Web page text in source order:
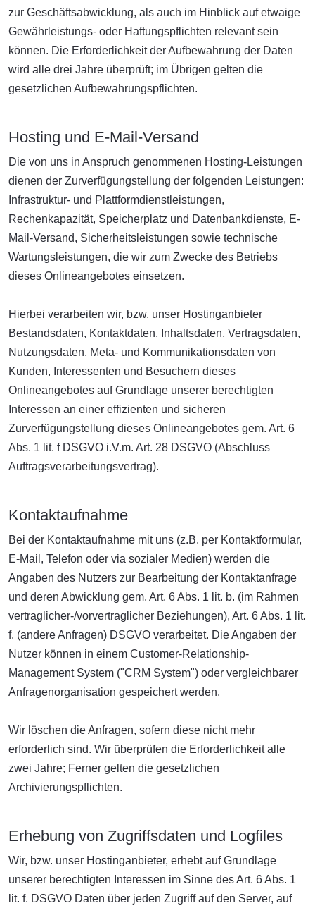
zur Geschäftsabwicklung, als auch im Hinblick auf etwaige
Gewährleistungs- oder Haftungspflichten relevant sein
können. Die Erforderlichkeit der Aufbewahrung der Daten
wird alle drei Jahre überprüft; im Übrigen gelten die
gesetzlichen Aufbewahrungspflichten.
Hosting und E-Mail-Versand
Die von uns in Anspruch genommenen Hosting-Leistungen
dienen der Zurverfügungstellung der folgenden Leistungen:
Infrastruktur- und Plattformdienstleistungen,
Rechenkapazität, Speicherplatz und Datenbankdienste, E-
Mail-Versand, Sicherheitsleistungen sowie technische
Wartungsleistungen, die wir zum Zwecke des Betriebs
dieses Onlineangebotes einsetzen.
Hierbei verarbeiten wir, bzw. unser Hostinganbieter
Bestandsdaten, Kontaktdaten, Inhaltsdaten, Vertragsdaten,
Nutzungsdaten, Meta- und Kommunikationsdaten von
Kunden, Interessenten und Besuchern dieses
Onlineangebotes auf Grundlage unserer berechtigten
Interessen an einer effizienten und sicheren
Zurverfügungstellung dieses Onlineangebotes gem. Art. 6
Abs. 1 lit. f DSGVO i.V.m. Art. 28 DSGVO (Abschluss
Auftragsverarbeitungsvertrag).
Kontaktaufnahme
Bei der Kontaktaufnahme mit uns (z.B. per Kontaktformular,
E-Mail, Telefon oder via sozialer Medien) werden die
Angaben des Nutzers zur Bearbeitung der Kontaktanfrage
und deren Abwicklung gem. Art. 6 Abs. 1 lit. b. (im Rahmen
vertraglicher-/vorvertraglicher Beziehungen), Art. 6 Abs. 1 lit.
f. (andere Anfragen) DSGVO verarbeitet. Die Angaben der
Nutzer können in einem Customer-Relationship-
Management System ("CRM System") oder vergleichbarer
Anfragenorganisation gespeichert werden.
Wir löschen die Anfragen, sofern diese nicht mehr
erforderlich sind. Wir überprüfen die Erforderlichkeit alle
zwei Jahre; Ferner gelten die gesetzlichen
Archivierungspflichten.
Erhebung von Zugriffsdaten und Logfiles
Wir, bzw. unser Hostinganbieter, erhebt auf Grundlage
unserer berechtigten Interessen im Sinne des Art. 6 Abs. 1
lit. f. DSGVO Daten über jeden Zugriff auf den Server, auf